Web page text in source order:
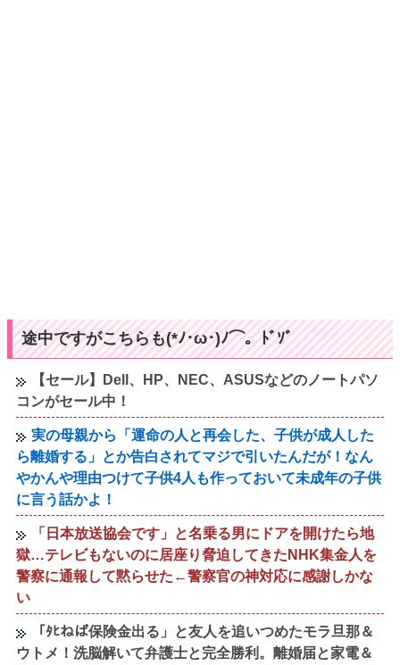
途中ですがこちらも(*ﾉ･ω･)ﾉ⌒。ﾄﾞｿﾞ
【セール】Dell、HP、NEC、ASUSなどのノートパソ
コンがセール中！
実の母親から「運命の人と再会した、子供が成人した
ら離婚する」とか告白されてマジで引いたんだが！なん
やかんや理由つけて子供4人も作っておいて未成年の子供
に言う話かよ！
「日本放送協会です」と名乗る男にドアを開けたら地
獄…テレビもないのに居座り脅迫してきたNHK集金人を
警察に通報して黙らせた←警察官の神対応に感謝しかな
い
「ﾀﾋねば保険金出る」と友人を追いつめたモラ旦那＆
ウトメ！洗脳解いて弁護士と完全勝利。離婚届と家電＆